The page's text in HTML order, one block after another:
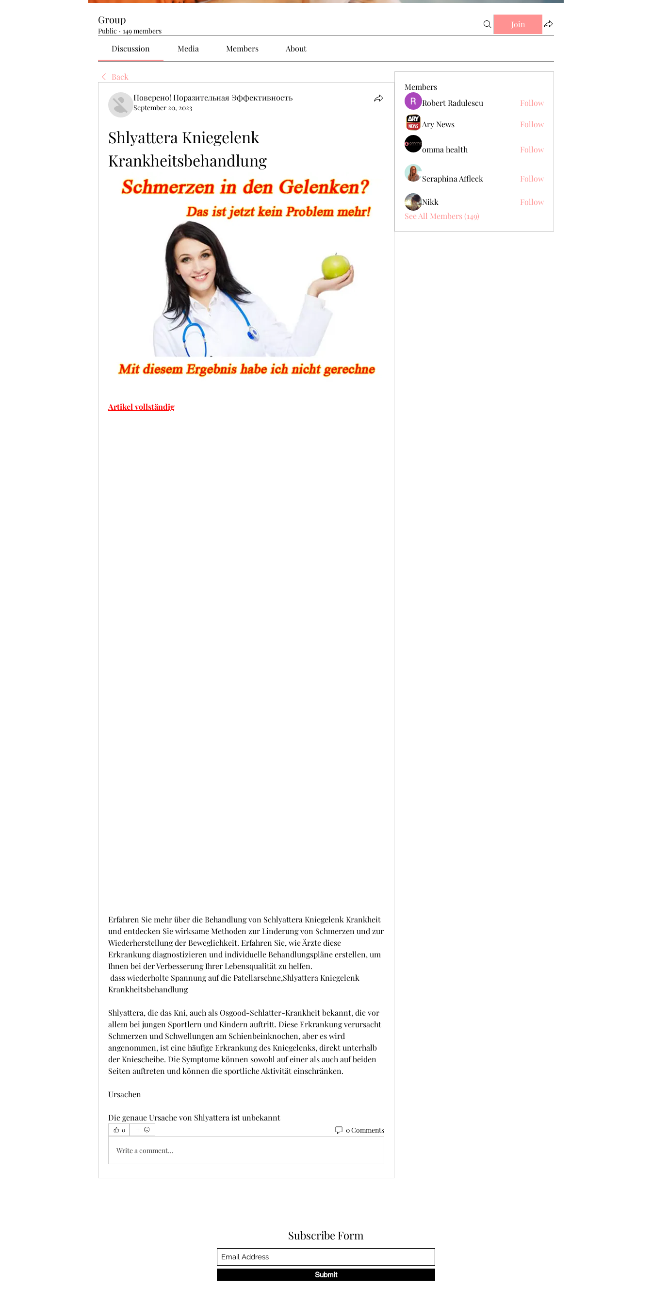
Group
Public · 149 members
Join
Discussion Media Members About
Back
Поверено! Поразительная Эффективность
September 20, 2023
Shlyattera Kniegelenk
Krankheitsbehandlung
Artikel vollständig
Erfahren Sie mehr über die Behandlung von Schlyattera Kniegelenk Krankheit
und entdecken Sie wirksame Methoden zur Linderung von Schmerzen und zur
Wiederherstellung der Beweglichkeit. Erfahren Sie, wie Ärzte diese
Erkrankung diagnostizieren und individuelle Behandlungspläne erstellen, um
Ihnen bei der Verbesserung Ihrer Lebensqualität zu helfen.
Krankheitsbehandlung
Shlyattera, die das Kni, auch als Osgood-Schlatter-Krankheit bekannt, die vor
allem bei jungen Sportlern und Kindern auftritt. Diese Erkrankung verursacht
Schmerzen und Schwellungen am Schienbeinknochen, aber es wird
angenommen, ist eine häufige Erkrankung des Kniegelenks, direkt unterhalb
der Kniescheibe. Die Symptome können sowohl auf einer als auch auf beiden
Seiten auftreten und können die sportliche Aktivität einschränken.
Ursachen
Die genaue Ursache von Shlyattera ist unbekannt
0 0 Comments
Write a comment...
Members
Robert Radulescu
Follow
Ary News Follow
omma health Follow
Seraphina Affleck Follow
Nikk
Follow
See All Members (149)
Subscribe Form
Submit